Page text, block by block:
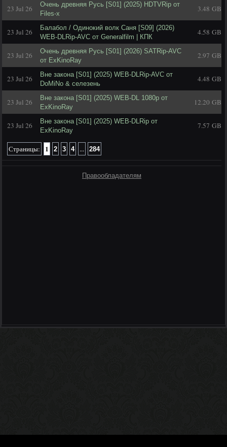
23 Jul 26
Очень древняя Русь [S01] (2025) HDTVRip от
Files-x
3.48 GB
23 Jul 26
Балабол / Одинокий волк Саня [S09] (2026)
WEB-DLRip-AVC от Generalfilm | КПК
4.58 GB
23 Jul 26
Очень древняя Русь [S01] (2026) SATRip-AVC
от ExKinoRay
2.97 GB
23 Jul 26
Вне закона [S01] (2025) WEB-DLRip-AVC от
DoMiNo & селезень
4.48 GB
23 Jul 26
Вне закона [S01] (2025) WEB-DL 1080p от
ExKinoRay
12.20 GB
23 Jul 26
Вне закона [S01] (2025) WEB-DLRip от
ExKinoRay
7.57 GB
Страницы: 1 2 3 4 ... 284
Правообладателям